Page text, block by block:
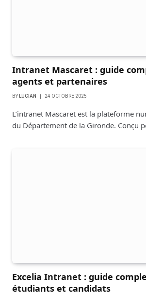
Intranet Mascaret : guide
agents et partenaires
BY LUCIAN 24 OCTOBRE 2025
L’intranet Mascaret est la plateforme
du Département de la Gironde. Conçu
Excelia Intranet : guide
étudiants et candidats